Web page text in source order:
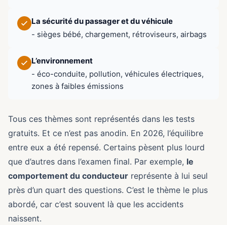
La sécurité du passager et du véhicule
- sièges bébé, chargement, rétroviseurs, airbags
L’environnement
- éco-conduite, pollution, véhicules électriques,
zones à faibles émissions
Tous ces thèmes sont représentés dans les tests
gratuits. Et ce n’est pas anodin. En 2026, l’équilibre
entre eux a été repensé. Certains pèsent plus lourd
que d’autres dans l’examen final. Par exemple, le
comportement du conducteur représente à lui seul
près d’un quart des questions. C’est le thème le plus
abordé, car c’est souvent là que les accidents
naissent.